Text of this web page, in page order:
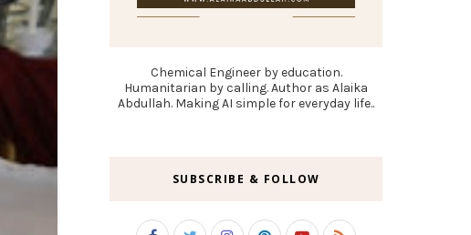
Chemical Engineer by education.
Humanitarian by calling. Author as Alaika
Abdullah. Making AI simple for everyday life..
SUBSCRIBE & FOLLOW